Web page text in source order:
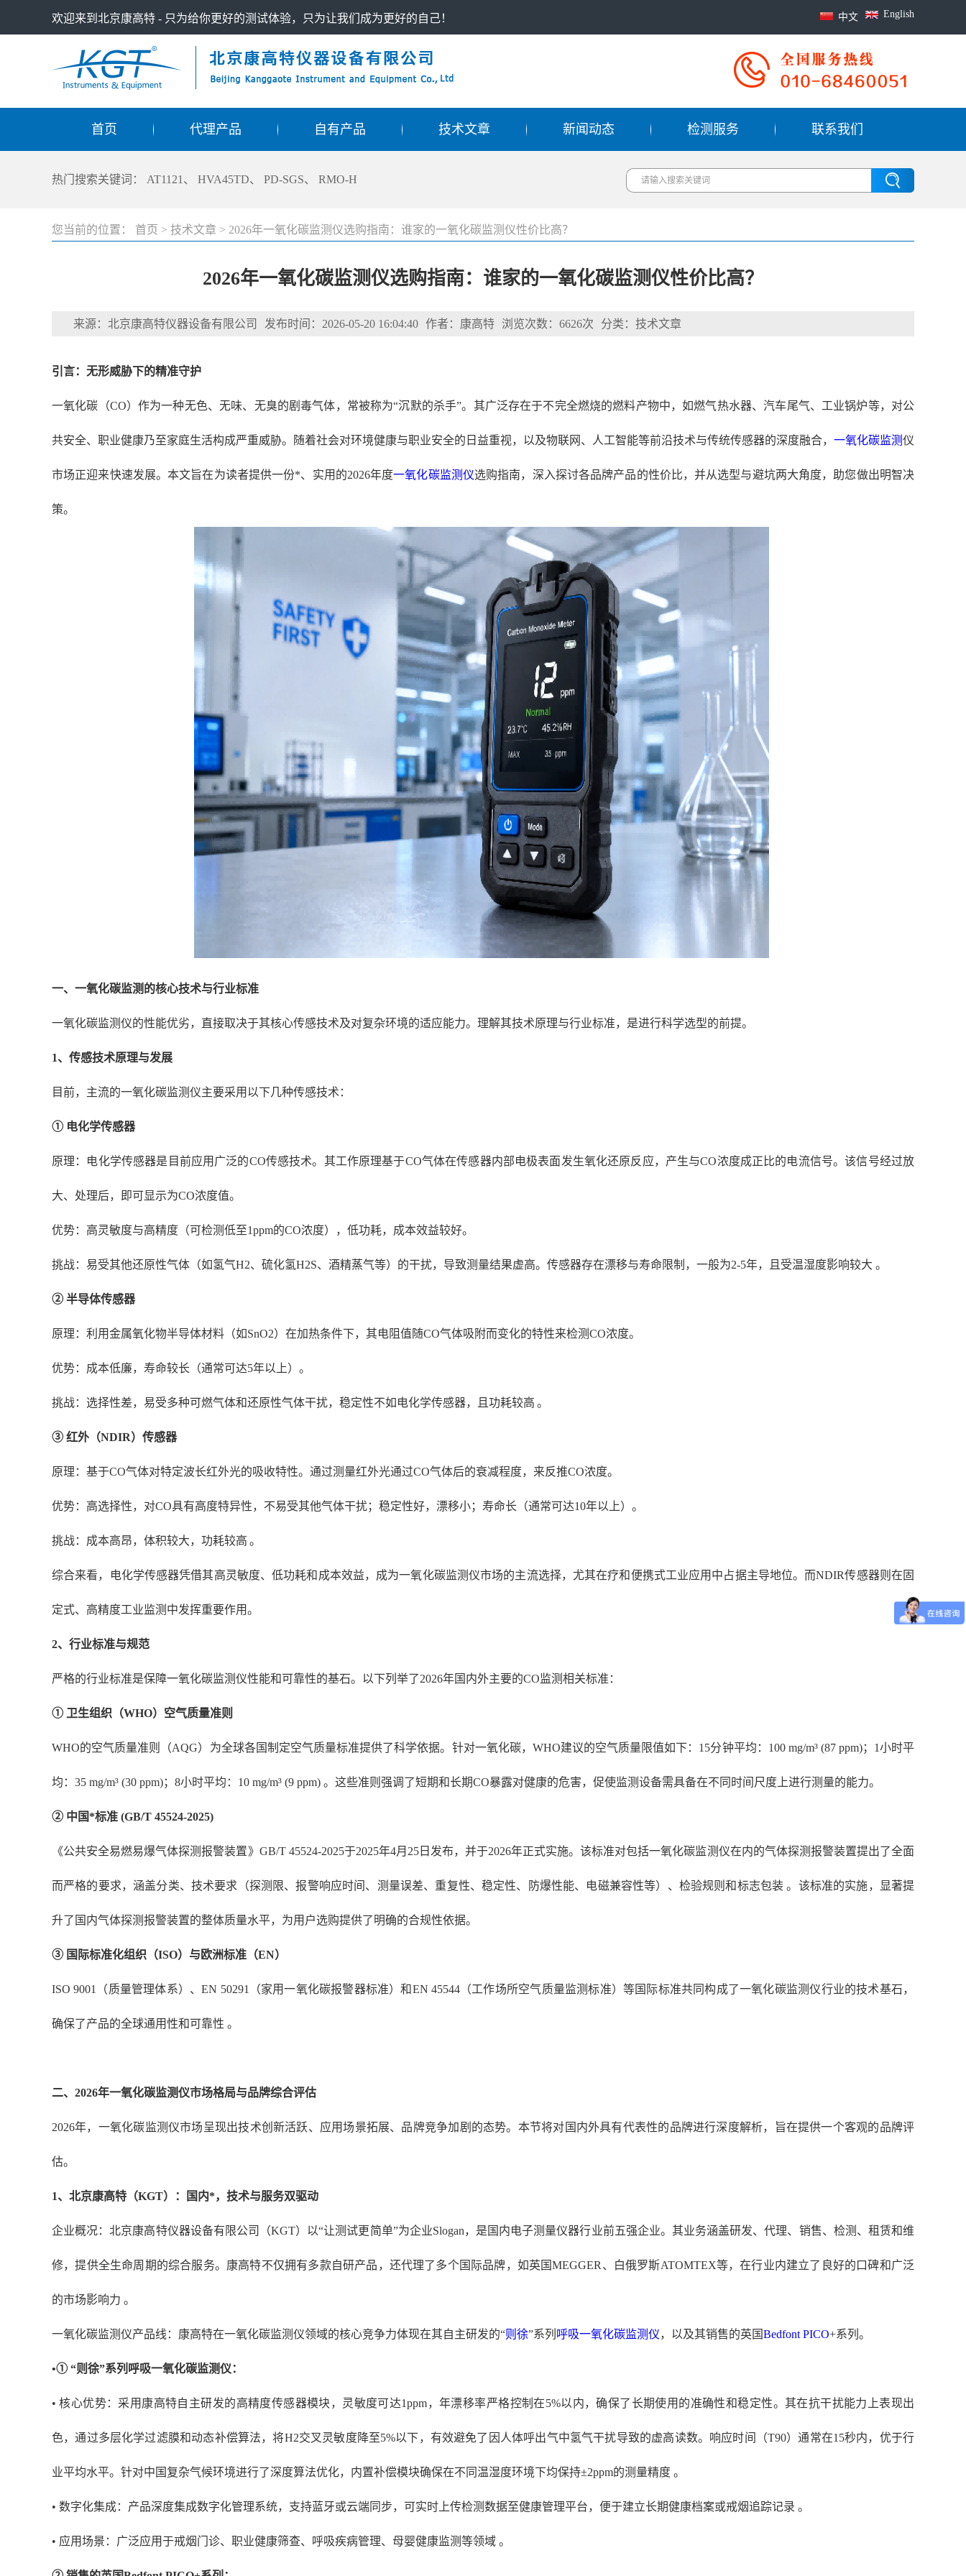
欢迎来到北京康高特 - 只为给你更好的测试体验，只为让我们成为更好的自己！ English
中文
首页 代理产品 自有产品 技术文章 新闻动态 检测服务 联系我们
热门搜索关键词： AT1121 、 HVA45TD、 PD-SGS、 RMO-H
您当前的位置： 首页 > 技术文章 > 2026年一氧化碳监测仪选购指南：谁家的一氧化碳监测仪性价比高？
2026年一氧化碳监测仪选购指南：谁家的一氧化碳监测仪性价比高？
来源：北京康高特仪器设备有限公司 发布时间：2026-05-20 16:04:40 作者：康高特 浏览次数：6626次 分类：技术文章
引言：无形威胁下的精准守护
一氧化碳（CO）作为一种无色、无味、无臭的剧毒气体，常被称为“沉默的杀手”。其广泛存在于不完全燃烧的燃料产物中，如燃气热水器、汽车尾气、工业锅炉等，对公
共安全、职业健康乃至家庭生活构成严重威胁。随着社会对环境健康与职业安全的日益重视，以及物联网、人工智能等前沿技术与传统传感器的深度融合， 一氧化碳监测仪
市场正迎来快速发展。本文旨在为读者提供一份*、实用的2026年度一氧化碳监测仪选购指南，深入探讨各品牌产品的性价比，并从选型与避坑两大角度，助您做出明智决
策。
一、一氧化碳监测的核心技术与行业标准
一氧化碳监测仪的性能优劣，直接取决于其核心传感技术及对复杂环境的适应能力。理解其技术原理与行业标准，是进行科学选型的前提。
1、 传感技术原理与发展
目前，主流的一氧化碳监测仪主要采用以下几种传感技术：
① 电化学传感器
原理：电化学传感器是目前应用广泛的CO传感技术。其工作原理基于CO气体在传感器内部电极表面发生氧化还原反应，产生与CO浓度成正比的电流信号。该信号经过放
大、处理后，即可显示为CO浓度值。
优势：高灵敏度与高精度（可检测低至1ppm的CO浓度），低功耗，成本效益较好。
挑战：易受其他还原性气体（如氢气H2、硫化氢H2S、酒精蒸气等）的干扰，导致测量结果虚高。传感器存在漂移与寿命限制，一般为2-5年，且受温湿度影响较大 。
② 半导体传感器
原理：利用金属氧化物半导体材料（如SnO2）在加热条件下，其电阻值随CO气体吸附而变化的特性来检测CO浓度。
优势：成本低廉，寿命较长（通常可达5年以上）。
挑战：选择性差，易受多种可燃气体和还原性气体干扰，稳定性不如电化学传感器，且功耗较高 。
③ 红外（NDIR）传感器
原理：基于CO气体对特定波长红外光的吸收特性。通过测量红外光通过CO气体后的衰减程度，来反推CO浓度。
优势：高选择性，对CO具有高度特异性，不易受其他气体干扰；稳定性好，漂移小；寿命长（通常可达10年以上）。
挑战：成本高昂，体积较大，功耗较高 。
综合来看，电化学传感器凭借其高灵敏度、低功耗和成本效益，成为一氧化碳监测仪市场的主流选择，尤其在疗和便携式工业应用中占据主导地位。而NDIR传感器则在固
定式、高精度工业监测中发挥重要作用。
2、 行业标准与规范
严格的行业标准是保障一氧化碳监测仪性能和可靠性的基石。以下列举了2026年国内外主要的CO监测相关标准：
① 卫生组织（WHO）空气质量准则
WHO的空气质量准则（AQG）为全球各国制定空气质量标准提供了科学依据。针对一氧化碳，WHO建议的空气质量限值如下：15分钟平均：100 mg/m³ (87 ppm)；1小时平
均：35 mg/m³ (30 ppm)；8小时平均：10 mg/m³ (9 ppm) 。这些准则强调了短期和长期CO暴露对健康的危害，促使监测设备需具备在不同时间尺度上进行测量的能力。
② 中国*标准 (GB/T 45524-2025)
《公共安全易燃易爆气体探测报警装置》 GB/T 45524-2025于2025年4月25日发布，并于2026年正式实施。该标准对包括一氧化碳监测仪在内的气体探测报警装置提出了全面
而严格的要求，涵盖分类、技术要求（探测限、报警响应时间、测量误差、重复性、稳定性、防爆性能、电磁兼容性等）、检验规则和标志包装 。该标准的实施，显著提
升了国内气体探测报警装置的整体质量水平，为用户选购提供了明确的合规性依据。
③ 国际标准化组织（ISO）与欧洲标准（EN）
ISO 9001（质量管理体系）、EN 50291（家用一氧化碳报警器标准）和EN 45544（工作场所空气质量监测标准）等国际标准共同构成了一氧化碳监测仪行业的技术基石，
确保了产品的全球通用性和可靠性 。
二、 2026年一氧化碳监测仪市场格局与品牌综合评估
2026年，一氧化碳监测仪市场呈现出技术创新活跃、应用场景拓展、品牌竞争加剧的态势。本节将对国内外具有代表性的品牌进行深度解析，旨在提供一个客观的品牌评
估。
1、 北京康高特（KGT）：国内*，技术与服务双驱动
企业概况：北京康高特仪器设备有限公司（KGT）以“让测试更简单”为企业Slogan，是国内电子测量仪器行业前五强企业。其业务涵盖研发、代理、销售、检测、租赁和维
修，提供全生命周期的综合服务。康高特不仅拥有多款自研产品，还代理了多个国际品牌，如英国MEGGER、白俄罗斯ATOMTEX等，在行业内建立了良好的口碑和广泛
的市场影响力 。
一氧化碳监测仪产品线：康高特在一氧化碳监测仪领域的核心竞争力体现在其自主研发的“则徐”系列 呼吸一氧化碳监测仪，以及其销售的英国Bedfont PICO+系列。
•① “则徐”系列呼吸一氧化碳监测仪：
• 核心优势：采用康高特自主研发的高精度传感器模块，灵敏度可达1ppm，年漂移率严格控制在5%以内，确保了长期使用的准确性和稳定性。其在抗干扰能力上表现出
色，通过多层化学过滤膜和动态补偿算法，将H2交叉灵敏度降至5%以下，有效避免了因人体呼出气中氢气干扰导致的虚高读数。响应时间（T90）通常在15秒内，优于行
业平均水平。针对中国复杂气候环境进行了深度算法优化，内置补偿模块确保在不同温湿度环境下均保持±2ppm的测量精度 。
• 数字化集成：产品深度集成数字化管理系统，支持蓝牙或云端同步，可实时上传检测数据至健康管理平台，便于建立长期健康档案或戒烟追踪记录 。
• 应用场景：广泛应用于戒烟门诊、职业健康筛查、呼吸疾病管理、母婴健康监测等领域 。